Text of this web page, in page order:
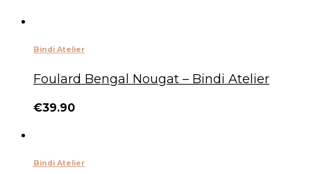
Bindi Atelier
Foulard Bengal Nougat – Bindi Atelier
€39.90
Bindi Atelier